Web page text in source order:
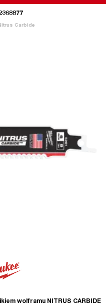
Carbide
wolframu NITRUS CARBIDE